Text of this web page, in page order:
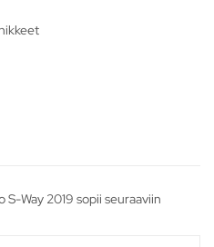
Way 2019 sopii seuraaviin